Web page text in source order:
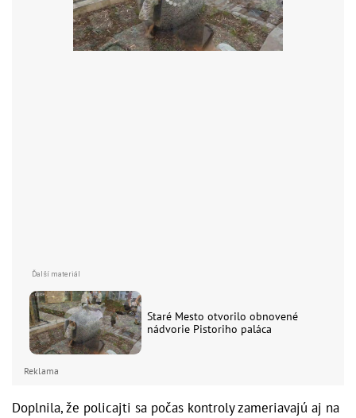
Staré Mesto otvorilo obnovené
nádvorie Pistoriho paláca
Reklama
Doplnila, že policajti sa počas kontroly zameriavajú aj na